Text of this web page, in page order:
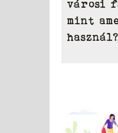
városi
mint
használ?